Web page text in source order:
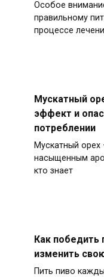
Особое
правильному
процессе
Мускатный
эффект и
потреблении
Мускатный орех
насыщенным
кто знает
Как победить
изменить
Пить пиво